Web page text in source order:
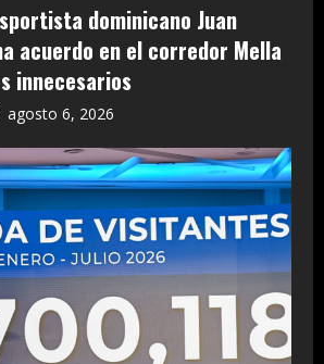
dominicano Juan
acuerdo en el corredor Mella
innecesarios
agosto 6, 2026